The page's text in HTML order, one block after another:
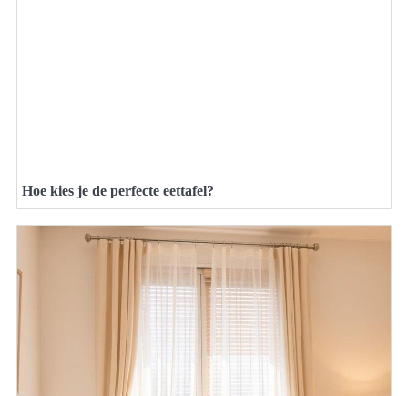
Hoe kies je de perfecte eettafel?